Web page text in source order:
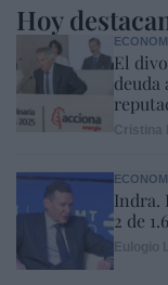
Hoy
El
deuda
Indra.
2 de